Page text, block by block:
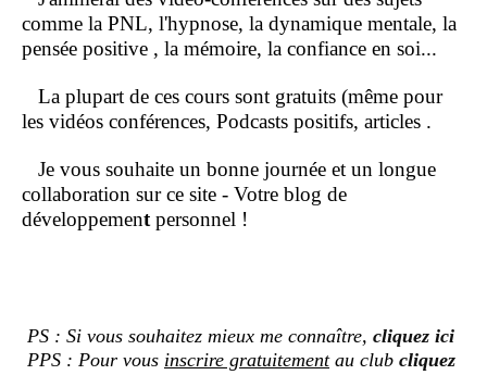
comme la PNL, l'hypnose, la dynamique mentale, la
pensée positive , la mémoire, la confiance en soi...
La plupart de ces cours sont gratuits (même pour
les vidéos conférences, Podcasts positifs, articles .
Je vous souhaite un bonne journée et un longue
collaboration sur ce site - Votre blog de
développementpersonnel !
PS : Si vous souhaitez mieux me connaître, cliquez ici
PPS : Pour vous inscrire gratuitementau club cliquez